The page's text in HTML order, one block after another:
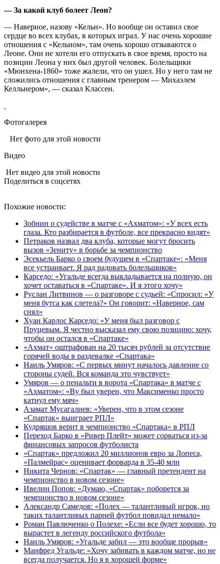
— За какой клуб болеет Леон?
— Наверное, назову «Кельн». Но вообще он оставил свое
сердце во всех клубах, в которых играл. У нас очень хорошие
отношения с «Кельном», там очень хорошо отзываются о
Леоне. Они не хотели его отпускать в свое время, просто на
позиции Леона у них был другой человек. Болельщики
«Мюнхена-1860» тоже жалели, что он ушел. Но у него там не
сложились отношения с главным тренером — Михаэлем
Келльнером», — сказал Классен.
Фотогалерея
Нет фото для этой новости
Видео
Нет видео для этой новости
Поделиться в соцсетях
Похожие новости:
Зобнин о судействе в матче с «Ахматом»: «У всех есть
глаза. Кто разбирается в футболе, все прекрасно видят»
Петраков назвал два клуба, которые могут бросить
вызов «Зениту» в борьбе за чемпионство
Эсекьель Барко о своем будущем в «Спартаке»: «Меня
все устраивает. Я рад радовать болельщиков»
Карседо: «Угальде всегда выкладывается на полную, он
хочет оставаться в «Спартаке». И я этого хочу»
Руслан Литвинов — о разговоре с судьей: «Спросил: «У
меня бутса как слетела?» Он говорит: «Наверное, сам
снял»
Хуан Карлос Карседо: «У меня был разговор с
Пруцевым. Я честно высказал ему свою позицию: хочу,
чтобы он остался в «Спартаке»
«Ахмат» оштрафован на 20 тысяч рублей за отсутствие
горячей воды в раздевалке «Спартака»
Наиль Умяров: «С первых минут началось давление со
стороны судей. Вся команда это чувствует»
Умяров — о пенальти в ворота «Спартака» в матче с
«Ахматом»: «Ву был уверен, что Максименко просто
катнул ему мяч»
Азамат Мусагалиев: «Уверен, что в этом сезоне
«Спартак» выиграет РПЛ»
Кудряшов верит в чемпионство «Спартака» в РПЛ
Переход Барко в «Ривер Плейт» может сорваться из‑за
финансовых запросов футболиста
«Спартак» предложил 20 миллионов евро за Лопеса,
«Палмейрас» оценивает форварда в 35-40 млн
Никита Чернов: «Спартак» — главный претендент на
чемпионство в новом сезоне»
Ивелин Попов: «Думаю, «Спартак» поборется за
чемпионство в новом сезоне»
Александр Самедов: «Полех — талантливый игрок, но
таких талантливых парней футбол повидал немало»
Роман Павлюченко о Полехе: «Если все будет хорошо, то
вырастет в легенду российского футбола»
Наиль Умяров: «Угальде забил — это вообще прорыв»
Манфред Угальде: «Хочу забивать в каждом матче, но не
всегда получается. Но я в хорошей форме»